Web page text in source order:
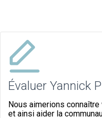
Évaluer Yannick
Nous aimerions
et ainsi aider la